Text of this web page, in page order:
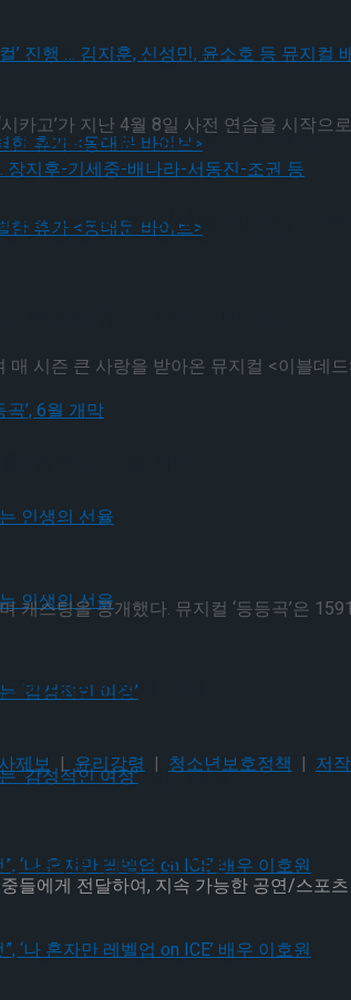
지컬’ 진행 … 김지훈, 신성민, 윤
특별한 휴가 <동대문 바이브>
려내는 인생의 선율
그리는 ‘감성적인 여정’
것”, ‘나 혼자만 레벨업 on ICE’
지컬’ 진행 … 김지훈, 신성민, 윤
특별한 휴가 <동대문 바이브>
려내는 인생의 선율
그리는 ‘감성적인 여정’
고’가 지난 4월 8일 사전 연습을 시작으
공개 … 장지후-기세중-배나라-서동
시즌 큰 사랑을 받아온 뮤지컬 <이블데
‘등등곡’, 6월 개막
캐스팅을 공개했다. 뮤지컬 ‘등등곡’은
제보|윤리강령 | 청소년보호정책 | 저
들에게 전달하여, 지속 가능한 공연/스포